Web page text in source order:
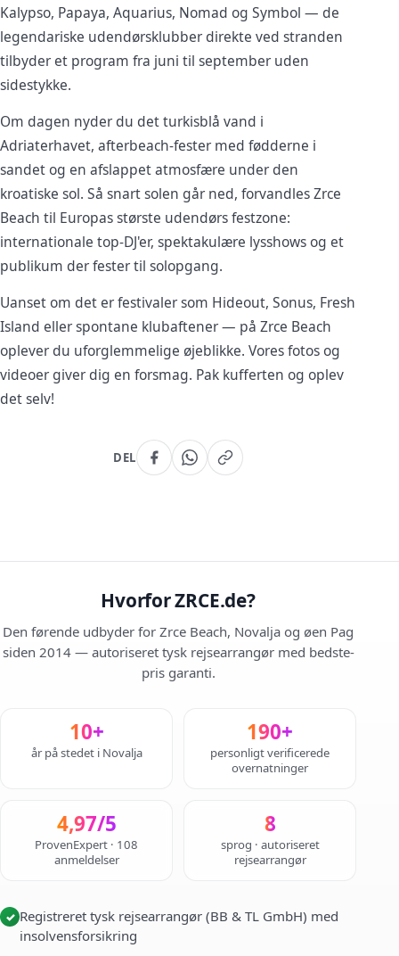
Kalypso, Papaya, Aquarius, Nomad og Symbol — de
legendariske udendørsklubber direkte ved stranden
tilbyder et program fra juni til september uden
sidestykke.
Om dagen nyder du det turkisblå vand i
Adriaterhavet, afterbeach-fester med fødderne i
sandet og en afslappet atmosfære under den
kroatiske sol. Så snart solen går ned, forvandles Zrce
Beach til Europas største udendørs festzone:
internationale top-DJ'er, spektakulære lysshows og et
publikum der fester til solopgang.
Uanset om det er festivaler som Hideout, Sonus, Fresh
Island eller spontane klubaftener — på Zrce Beach
oplever du uforglemmelige øjeblikke. Vores fotos og
videoer giver dig en forsmag. Pak kufferten og oplev
det selv!
DEL
Hvorfor ZRCE.de?
Den førende udbyder for Zrce Beach, Novalja og øen Pag
siden 2014 — autoriseret tysk rejsearrangør med bedste-
pris garanti.
10+
år på stedet i Novalja
190+
personligt verificerede
overnatninger
4,97/5
ProvenExpert · 108
anmeldelser
8
sprog · autoriseret
rejsearrangør
✓ Registreret tysk rejsearrangør (BB & TL GmbH) med
insolvensforsikring